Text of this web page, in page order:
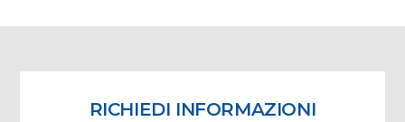
RICHIEDI INFORMAZIONI